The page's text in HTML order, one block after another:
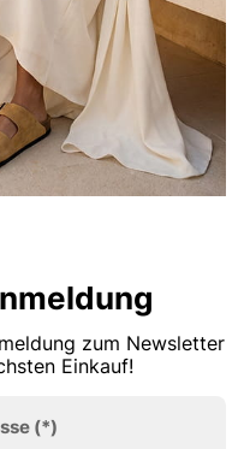
zum Newsletter
Einkauf!
(*)